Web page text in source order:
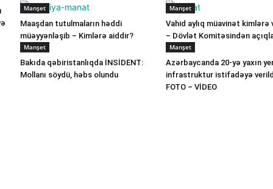
Manşet
Maaşdan tutulmaların həddi
müəyyənləşib – Kimlərə aiddir?
Manşet
Vahid aylıq müavinət kimlərə
– Dövlət Komitəsindən
Manşet
Bakıda qəbiristanlıqda İNSİDENT:
Mollanı söydü, həbs olundu
Manşet
Azərbaycanda 20-yə yaxın
infrastruktur istifadəyə
FOTO – VİDEO